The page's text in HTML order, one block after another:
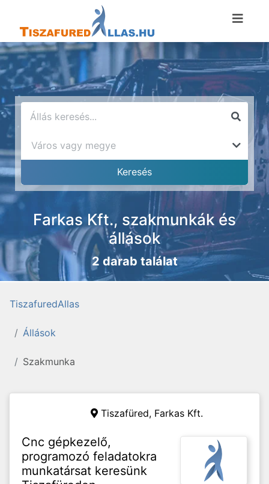
Farkas Kft., szakmunkák és
állások
2 darab találat
TiszafuredAllas
Állások
Szakmunka
Tiszafüred, Farkas Kft.
Cnc gépkezelő,
programozó feladatokra
munkatársat keresünk